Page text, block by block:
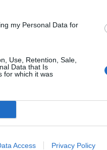
my Personal Data for
Use, Retention, Sale,
Data that Is
for which it was
Access Privacy Policy
do pracy w
autobusu, w upalny
regulaminowych spodni.
mu i gratulowali